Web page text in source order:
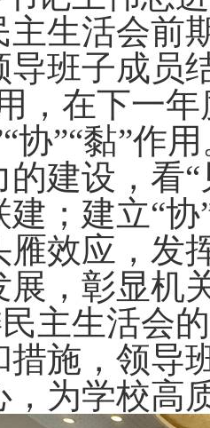
主生活会前
导班子成员
，在下一
协”“黏”作
的建设，看
建；建立“
雁效应，发
展，彰显机
主生活会
措施，领导
，为学校高